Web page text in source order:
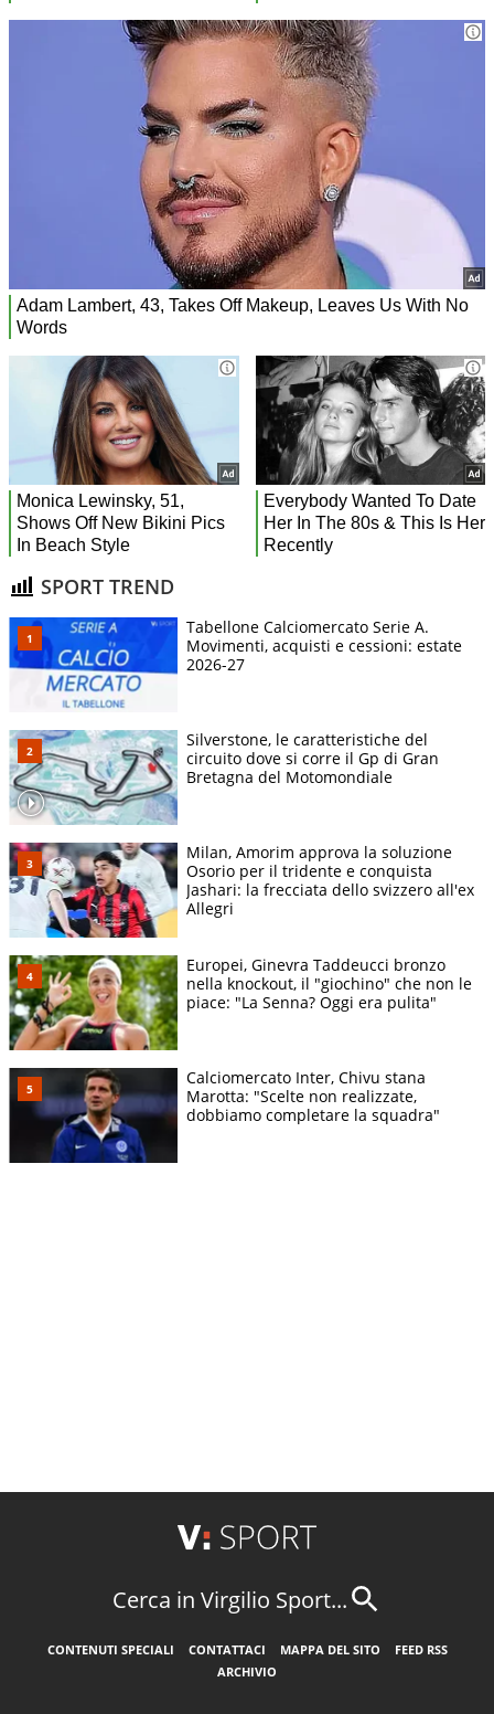
SPORT TREND
Tabellone Calciomercato Serie A.
Movimenti, acquisti e cessioni: estate
2026-27
Silverstone, le caratteristiche del
circuito dove si corre il Gp di Gran
Bretagna del Motomondiale
Milan, Amorim approva la soluzione
Osorio per il tridente e conquista
Jashari: la frecciata dello svizzero all'ex
Allegri
Europei, Ginevra Taddeucci bronzo
nella knockout, il "giochino" che non le
piace: "La Senna? Oggi era pulita"
Calciomercato Inter, Chivu stana
Marotta: "Scelte non realizzate,
dobbiamo completare la squadra"
Cerca in Virgilio Sport...
CONTENUTI SPECIALI CONTATTACI MAPPA DEL SITO
FEED RSS
ARCHIVIO